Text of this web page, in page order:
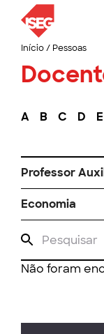
Início/ Pessoas
A B C D E
Professor
Economia
Não foram